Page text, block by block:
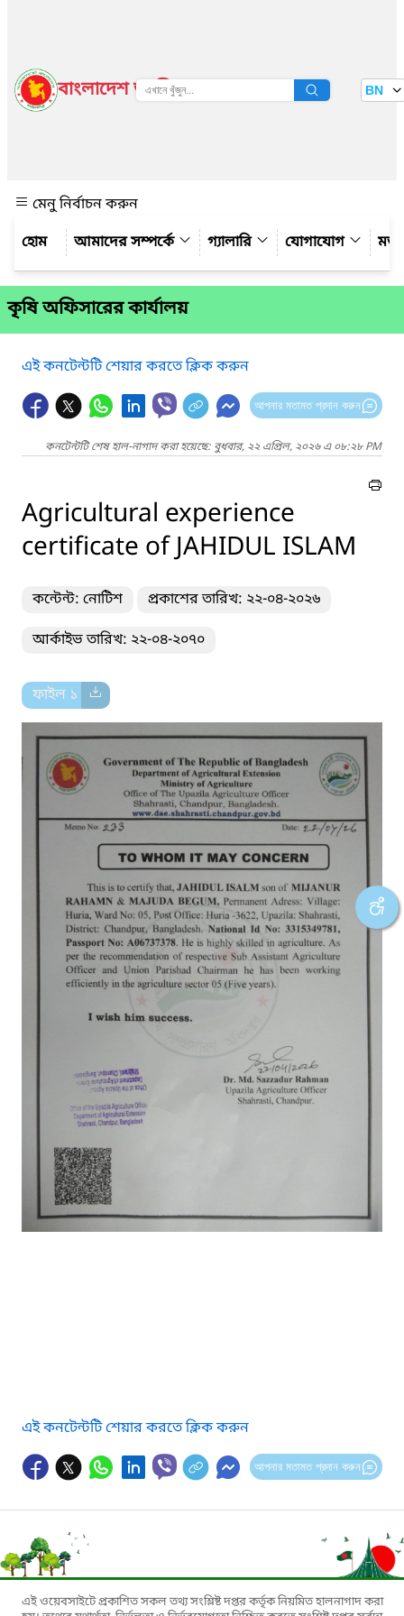
বাংলাদেশ জাতীয় তথ্য বাতায়ন BN
মেনু নির্বাচন করুন
আমাদের সম্পর্কে
গ্যালারি যোগাযোগ
কৃষি অফিসারের কার্যালয়
এই কনটেন্টটি শেয়ার করতে ক্লিক করুন
আপনার মতামত প্রদান করুন
কনটেন্টটি শেষ হাল-নাগাদ করা হয়েছে: বুধবার, ২২ এপ্রিল, ২০২৬ এ ০৮:২৮ PM
Agricultural experience
certificate of JAHIDUL ISLAM
কন্টেন্ট: নোটিশ প্রকাশের তারিখ: ২২-০৪-২০২৬
আর্কাইভ তারিখ: ২২-০৪-২০৭০
ফাইল ১
এই কনটেন্টটি শেয়ার করতে ক্লিক করুন
আপনার মতামত প্রদান করুন
এই ওয়েবসাইটে প্রকাশিত সকল তথ্য সংশ্লিষ্ট দপ্তর কর্তৃক নিয়মিত হালনাগাদ করা